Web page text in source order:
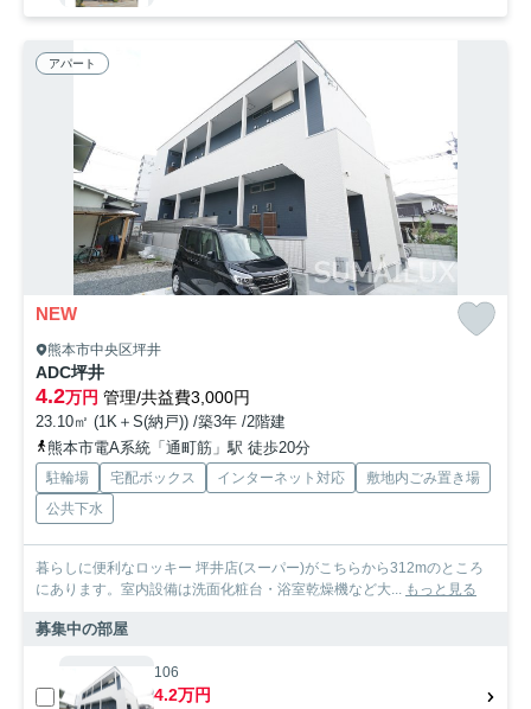
アパート
NEW
熊本市中央区坪井
ADC坪井
4.2万円 管理/共益費3,000円
23.10㎡ (1K＋S(納戸)) /築3年 /2階建
熊本市電A系統「通町筋」駅 徒歩20分
駐輪場 宅配ボックス インターネット対応
敷地内ごみ置き場
公共下水
暮らしに便利なロッキー 坪井店(スーパー)がこちらから312mのところ
にあります。室内設備は洗面化粧台・浴室乾燥機など大... もっと見る
募集中の部屋
106
4.2万円